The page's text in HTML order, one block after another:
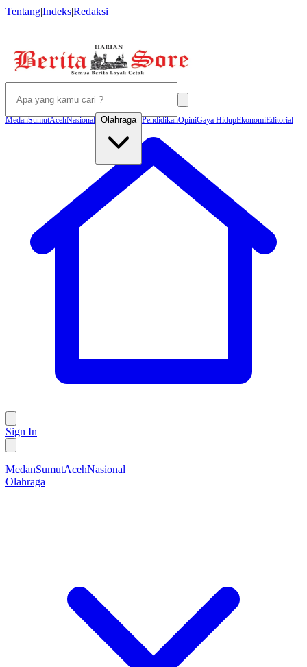
Tentang|Indeks|Redaksi
MedanSumutAcehNasional Olahraga PendidikanOpiniGaya HidupEkonomiEditorial
Sign In
MedanSumutAcehNasional
Olahraga